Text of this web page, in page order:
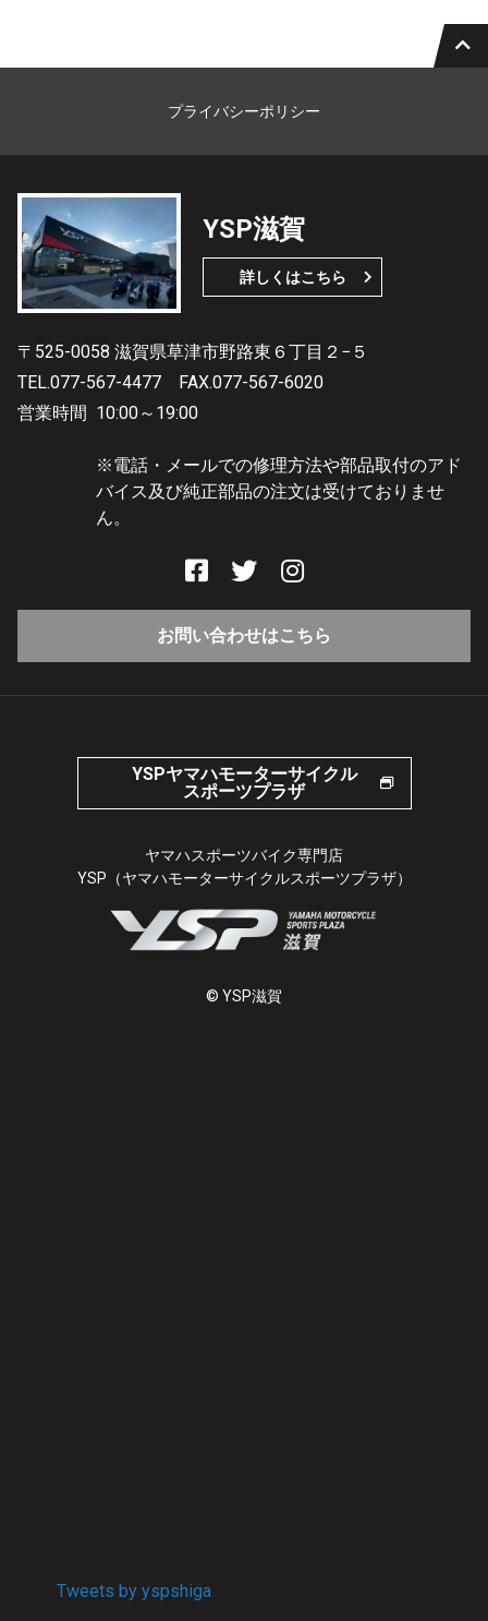
プライバシーポリシー
YSP滋賀
詳しくはこちら
〒525-0058 滋賀県草津市野路東６丁目２−５
TEL.077-567-4477
FAX.077-567-6020
営業時間 10:00～19:00
※電話・メールでの修理方法や部品取付のアド
バイス及び純正部品の注文は受けておりませ
ん。
お問い合わせはこちら
YSPヤマハモーターサイクル
スポーツプラザ
ヤマハスポーツバイク専門店
YSP（ヤマハモーターサイクルスポーツプラザ）
© YSP滋賀
Tweets by yspshiga